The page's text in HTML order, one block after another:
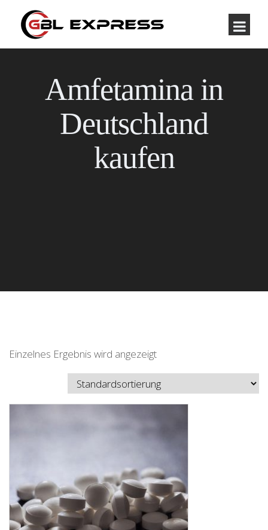
Amfetamina in
Deutschland
kaufen
Einzelnes Ergebnis wird angezeigt